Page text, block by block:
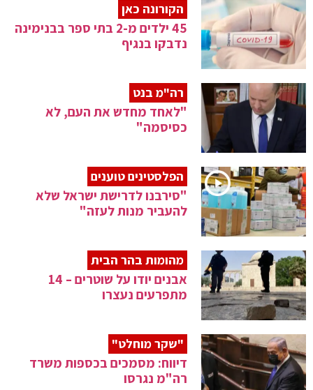
הקורונה כאן
45 ילדים מ-2 בתי ספר בבנימינה
נדבקו בנגיף
רה"מ בנט
"לאחד מחדש את העם, לא
כסיסמה"
הפלסטינים טוענים
"סירבנו לדרישת ישראל שלא
להעביר מנות לעזה"
מהומות בהר הבית
אבנים יודו על שוטרים – 14
מתפרעים נעצרו
"שקר מוחלט"
דיווח: מסמכים בכספות משרד
רה"מ נגרסו